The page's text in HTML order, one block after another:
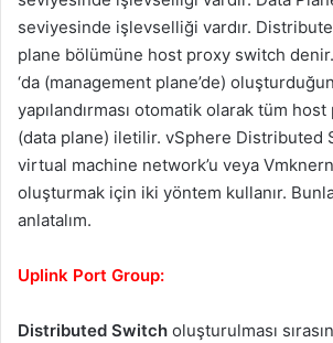
seviyesinde işlevselliği vardır.
plane bölümüne host proxy switch
‘da (management plane’de)
yapılandırması otomatik olarak tüm
(data plane) iletilir. vSphere Distributed
virtual machine network’u veya
oluşturmak için iki yöntem kullanır.
anlatalım.
Uplink Port Group:
Distributed Switch oluşturulması